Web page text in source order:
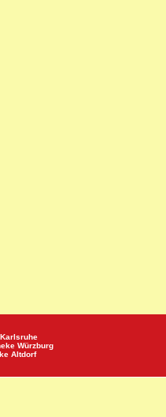
Karlsruhe
Würzburg
Altdorf